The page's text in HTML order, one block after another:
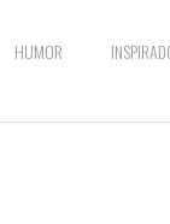
HUMOR